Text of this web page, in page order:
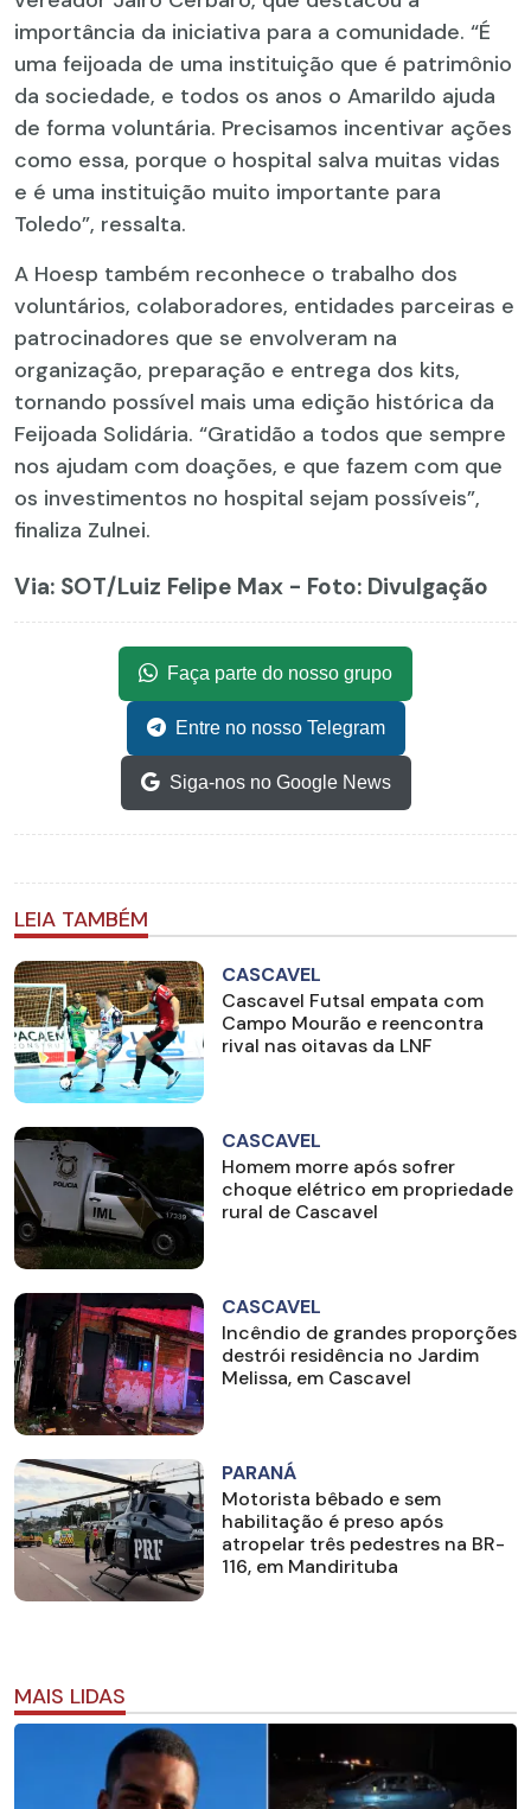
importância da iniciativa para a comunidade. “É
uma feijoada de uma instituição que é patrimônio
da sociedade, e todos os anos o Amarildo ajuda
de forma voluntária. Precisamos incentivar ações
como essa, porque o hospital salva muitas vidas
e é uma instituição muito importante para
Toledo”, ressalta.
A Hoesp também reconhece o trabalho dos
voluntários, colaboradores, entidades parceiras e
patrocinadores que se envolveram na
organização, preparação e entrega dos kits,
tornando possível mais uma edição histórica da
Feijoada Solidária. “Gratidão a todos que sempre
nos ajudam com doações, e que fazem com que
os investimentos no hospital sejam possíveis”,
finaliza Zulnei.
Via: SOT/Luiz Felipe Max - Foto: Divulgação
Faça parte do nosso grupo
Entre no nosso Telegram
Siga-nos no Google News
LEIA TAMBÉM
CASCAVEL
Cascavel Futsal empata com
Campo Mourão e reencontra
rival nas oitavas da LNF
CASCAVEL
Homem morre após sofrer
choque elétrico em propriedade
rural de Cascavel
CASCAVEL
Incêndio de grandes proporções
destrói residência no Jardim
Melissa, em Cascavel
PARANÁ
Motorista bêbado e sem
habilitação é preso após
atropelar três pedestres na BR-
116, em Mandirituba
MAIS LIDAS